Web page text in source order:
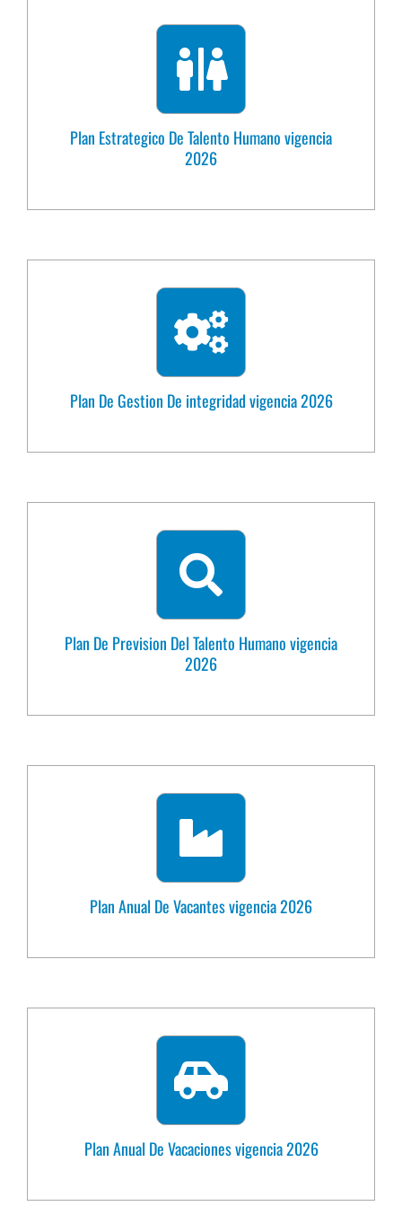
Plan Estrategico De Talento Humano vigencia
2026
Plan De Gestion De integridad vigencia 2026
Plan De Prevision Del Talento Humano vigencia
2026
Plan Anual De Vacantes vigencia 2026
Plan Anual De Vacaciones vigencia 2026